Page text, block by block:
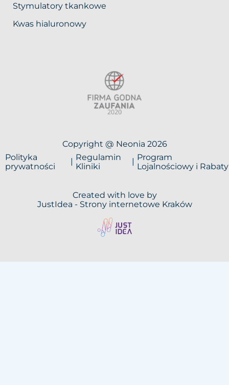
Stymulatory tkankowe
Kwas hialuronowy
Copyright @ Neonia 2026
Polityka
prywatności
Regulamin
Kliniki
Program
Lojalnościowy i Rabaty
Created with love by
JustIdea - Strony internetowe Kraków